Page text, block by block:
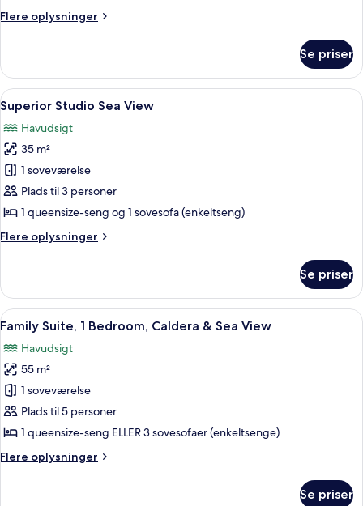
Sea
Flere oplysninger
Flere
Studio,
Caldera
&
Sea
View
Se priser
Indlæs
alle
billeder
af
Superior
Studio
Sea
En moderne stue med sofa, et
27
Superior Studio Sea View
Havudsigt
35 m²
1 soveværelse
Plads til 3 personer
1 queensize-seng og 1 sovesofa (enkeltseng)
Flere oplysninger
Flere
Studio
Sea
View
Se priser
Indlæs
alle
billeder
af
Family
Suite,
1
Caldera
Et moderne rum med blå sofa, hvidt
3
Family Suite, 1 Bedroom, Caldera & Sea View
Havudsigt
55 m²
1 soveværelse
Plads til 5 personer
1 queensize-seng ELLER 3 sovesofaer (enkeltsenge)
Flere oplysninger
Flere
Se priser